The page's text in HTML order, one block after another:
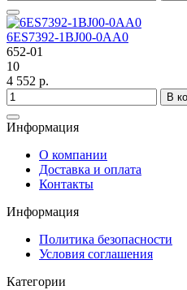
6ES7392-1BJ00-0AA0
652-01
10
4 552 р.
В
Информация
О компании
Доставка и оплата
Контакты
Информация
Политика безопасности
Условия соглашения
Категории